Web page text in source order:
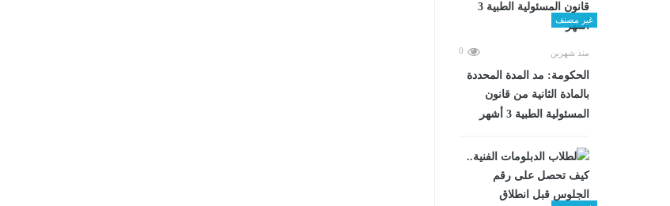
غير مصنف
منذ شهرين 0
الحكومة: مد المدة المحددة
بالمادة الثانية من قانون
المسئولية الطبية 3 أشهر